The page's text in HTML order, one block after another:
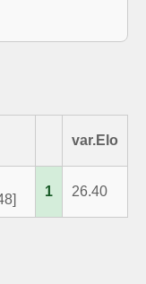
var.Elo
1 26.40